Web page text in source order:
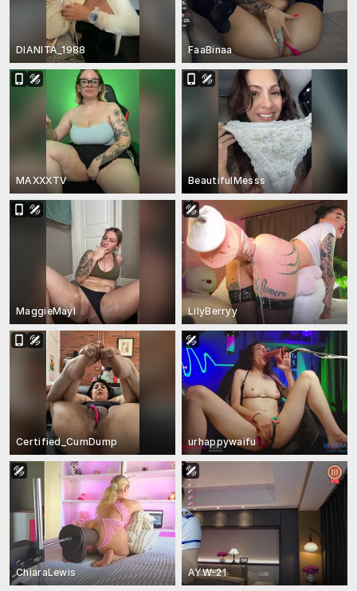
DIANITA_1988 FaaBinaa
MAXXXTV BeautifulMesss
MaggieMayI LilyBerryy
Certified_CumDump urhappywaifu
ChiaraLewis AYW-21